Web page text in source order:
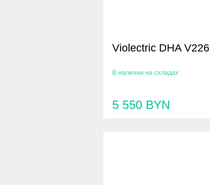
Violectric DHA V226
В наличии на складах
5 550 BYN